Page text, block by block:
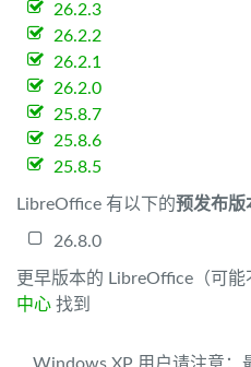
26.2.3
26.2.2
26.2.1
26.2.0
25.8.7
25.8.6
25.8.5
LibreOffice 有以下的预发布版
26.8.0
更早版本的 LibreOffice（可
中心 找到